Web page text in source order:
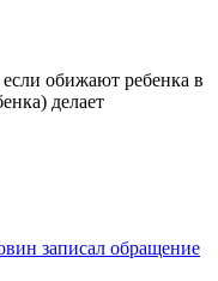
обижают ребенка в
делает
записал обращение